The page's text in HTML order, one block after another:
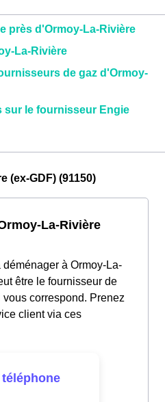
près d'Ormoy-La-Rivière
La-Rivière
de gaz d'Ormoy-
sur le fournisseur Engie
(ex-GDF) (91150)
La-Rivière
à Ormoy-La-
être le fournisseur de
correspond. Prenez
client via ces
téléphone